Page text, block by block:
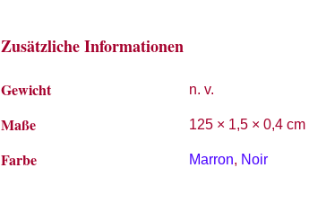
Zusätzliche Informationen
Gewicht n. v.
Maße 125 × 1,5 × 0,4 cm
Farbe Marron, Noir